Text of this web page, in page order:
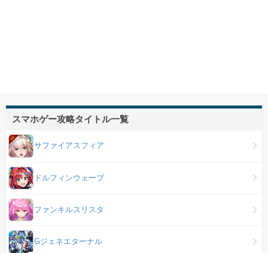
スマホゲー攻略タイトル一覧
サファイアスフィア
ドルフィンウェーブ
ファンキルスリスタ
Gジェネエターナル